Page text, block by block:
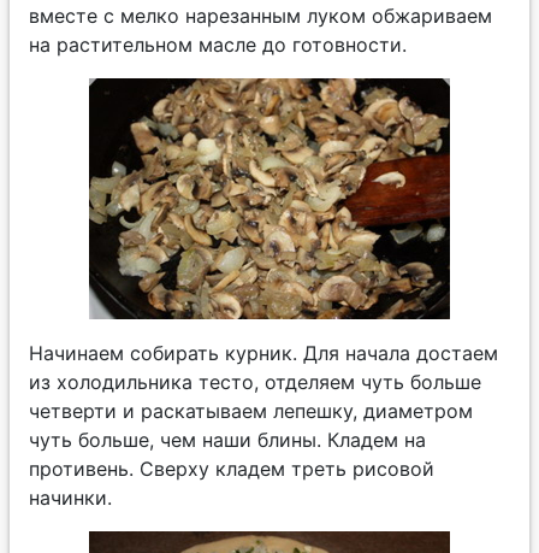
вместе с мелко нарезанным луком обжариваем
на растительном масле до готовности.
Начинаем собирать курник. Для начала достаем
из холодильника тесто, отделяем чуть больше
четверти и раскатываем лепешку, диаметром
чуть больше, чем наши блины. Кладем на
противень. Сверху кладем треть рисовой
начинки.